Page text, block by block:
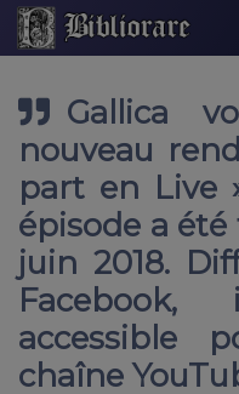
Gallica
nouveau
part en Live
épisode a
juin 2018.
accessible
chaîne